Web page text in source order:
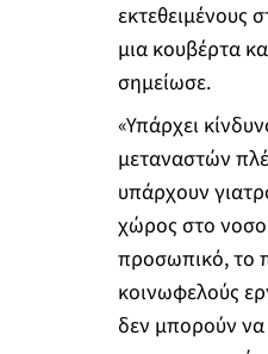
εκτεθειμένους
μια κουβέρτα
σημείωσε.
«Υπάρχει
μεταναστών
υπάρχουν
χώρος στο
προσωπικό, το
κοινωφελούς
δεν μπορούν να